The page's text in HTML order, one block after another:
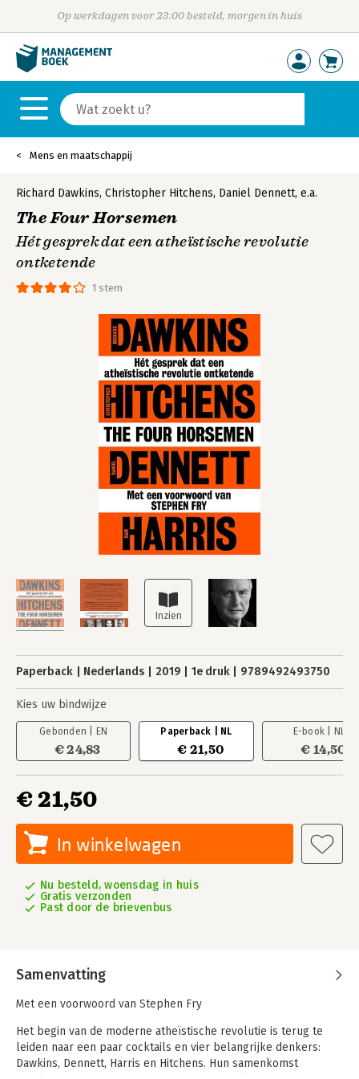
Op werkdagen voor 23:00 besteld, morgen in huis
Mens en maatschappij
1 stem
Richard Dawkins, Christopher Hitchens, Daniel Dennett, e.a.
The Four Horsemen
Hét gesprek dat een atheïstische revolutie
ontketende
Paperback Nederlands 2019 1e druk 9789492493750
Kies uw bindwijze
Gebonden | EN
€ 24,83
Paperback | NL
€ 21,50
E-book | NL
€ 14,50
€ 21,50
In winkelwagen
Nu besteld, woensdag in huis
Gratis verzonden
Past door de brievenbus
Samenvatting
Met een voorwoord van Stephen Fry
Het begin van de moderne atheïstische revolutie is terug te
leiden naar een paar cocktails en vier belangrijke denkers:
Dawkins, Dennett, Harris en Hitchens. Hun samenkomst